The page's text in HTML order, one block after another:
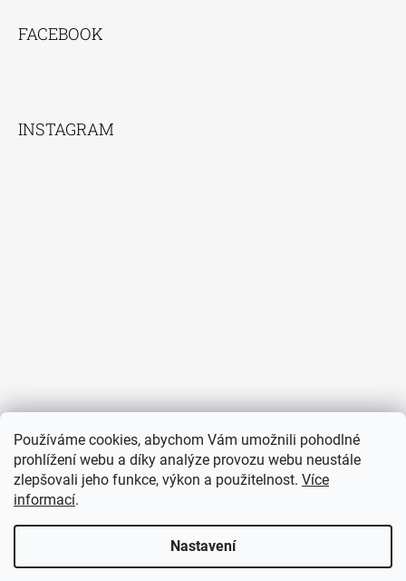
Používáme cookies, abychom Vám umožnili pohodlné
prohlížení webu a díky analýze provozu webu neustále
zlepšovali jeho funkce, výkon a použitelnost. Více
informací.
Nastavení
Vážení zákazníci, s těžkým srdcem oznamujeme, že naše prostory
FACEBOOK
INSTAGRAM
Sledovat na Instagramu
PŘIJÍMÁME ONLINE PLATBY